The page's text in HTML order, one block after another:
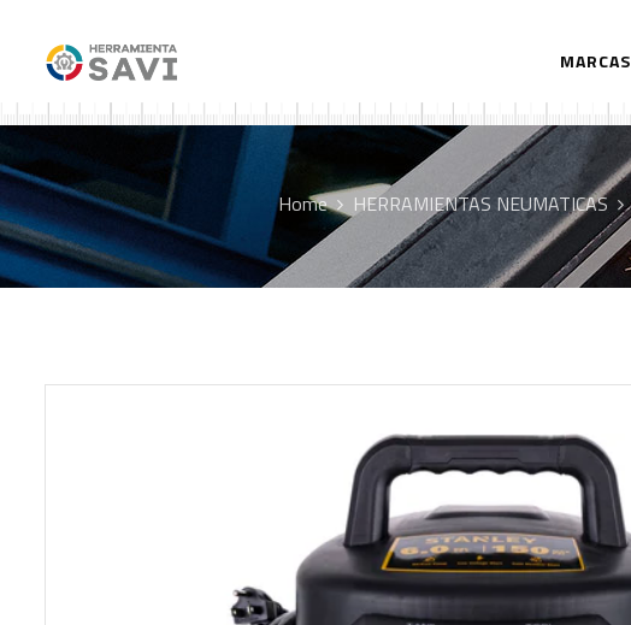
MARCAS
Home HERRAMIENTAS NEUMATICAS